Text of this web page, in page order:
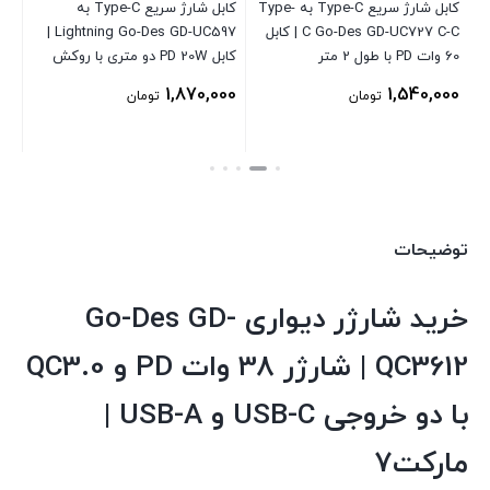
کابل شارژ سریع Type-C به Type-
C Go-Des GD-UC727 C-C | کابل
60 وات PD با طول 2 متر
1,540,000 تومان
کابل شارژ سریع Type-C به
Lightning Go-Des GD-UC597 |
کابل PD 20W دو متری با روکش
1,870,000 تومان
توضیحات
خرید شارژر دیواری Go-Des GD-
QC3612 | شارژر 38 وات PD و QC3.0
با دو خروجی USB-C و USB-A |
مارکت7